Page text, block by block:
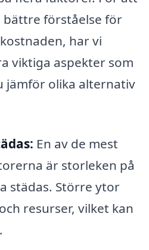
bättre förståelse för
har vi
viktiga aspekter som
jämför olika alternativ
En av de mest
är storleken på
städas. Större ytor
resurser, vilket kan